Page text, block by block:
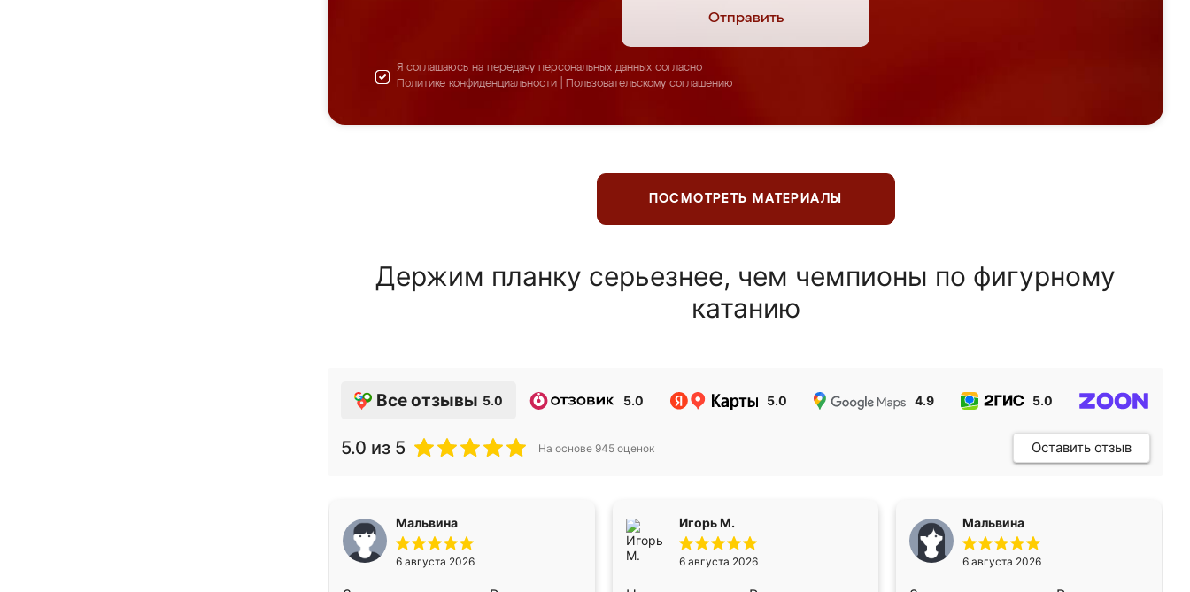
Отправить
Я соглашаюсь на передачу персональных данных согласно
Политике конфиденциальности
Пользовательскому соглашению
ПОСМОТРЕТЬ МАТЕРИАЛЫ
Держим планку серьезнее, чем чемпионы по фигурному
катанию
Все отзывы 5.0 5.0 5.0 4.9 5.0
5.0 из 5 На основе 945 оценок Оставить отзыв
Мальвина
6 августа 2026
Игорь М.
6 августа 2026
Мальвина
6 августа 2026